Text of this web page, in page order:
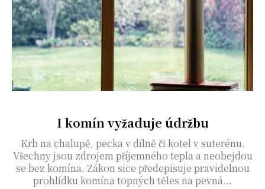
I komín vyžaduje údržbu
Krb na chalupě, pecka v dílně či kotel v suterénu.
Všechny jsou zdrojem příjemného tepla a neobejdou
se bez komína. Zákon sice předepisuje pravidelnou
prohlídku komína topných těles na pevná...